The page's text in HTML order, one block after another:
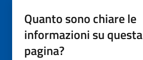
Quanto sono chiare le
informazioni su questa
pagina?